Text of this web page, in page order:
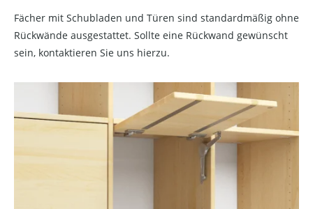
Fächer mit Schubladen und Türen sind standardmäßig ohne
Rückwände ausgestattet. Sollte eine Rückwand gewünscht
sein, kontaktieren Sie uns hierzu.